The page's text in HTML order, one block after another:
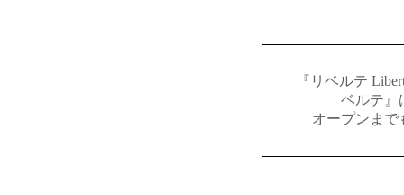
『リベルテ
ベルテ』
オープンまで